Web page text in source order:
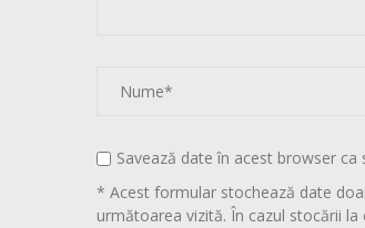
Savează date în acest browser
* Acest formular stochează date
următoarea vizită. În cazul stocării